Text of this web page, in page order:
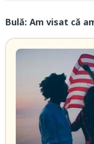
Bulă: Am visat că